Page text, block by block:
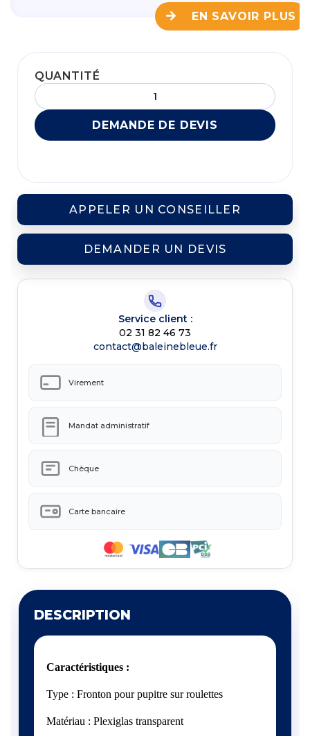
EN SAVOIR PLUS
QUANTITÉ
DEMANDE DE DEVIS
APPELER UN CONSEILLER
DEMANDER UN DEVIS
Service client :
02 31 82 46 73
contact@baleinebleue.fr
Virement
Mandat administratif
Chèque
Carte bancaire
DESCRIPTION
Caractéristiques :
Type : Fronton pour pupitre sur roulettes
Matériau : Plexiglas transparent